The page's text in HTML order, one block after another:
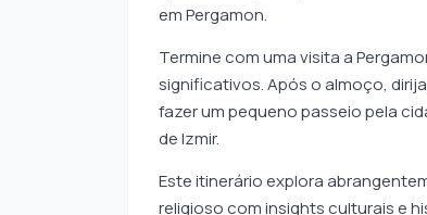
em Pergamon.
Termine com uma visita a
significativos. Após o almoço,
fazer um pequeno passeio pela
de Izmir.
Este itinerário explora
religioso com insights culturais e